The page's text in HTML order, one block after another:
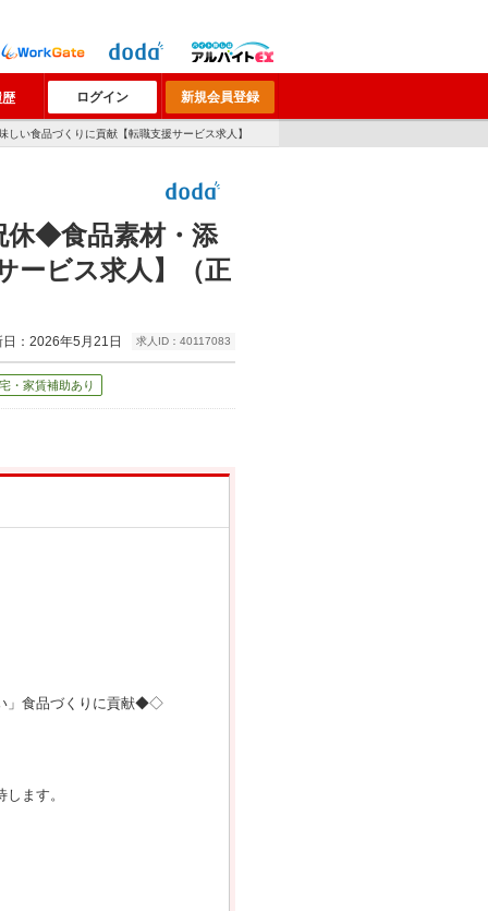
歴 ログイン 新規会員登録
い食品づくりに貢献【転職支援サービス求人】
休◆食品素材・添
ービス求人】（正
：2026年5月21日 求人ID：40117083
・家賃補助あり
」食品づくりに貢献◆◇
ます。